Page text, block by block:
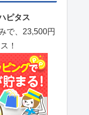
ピタス
で、23,500円
！